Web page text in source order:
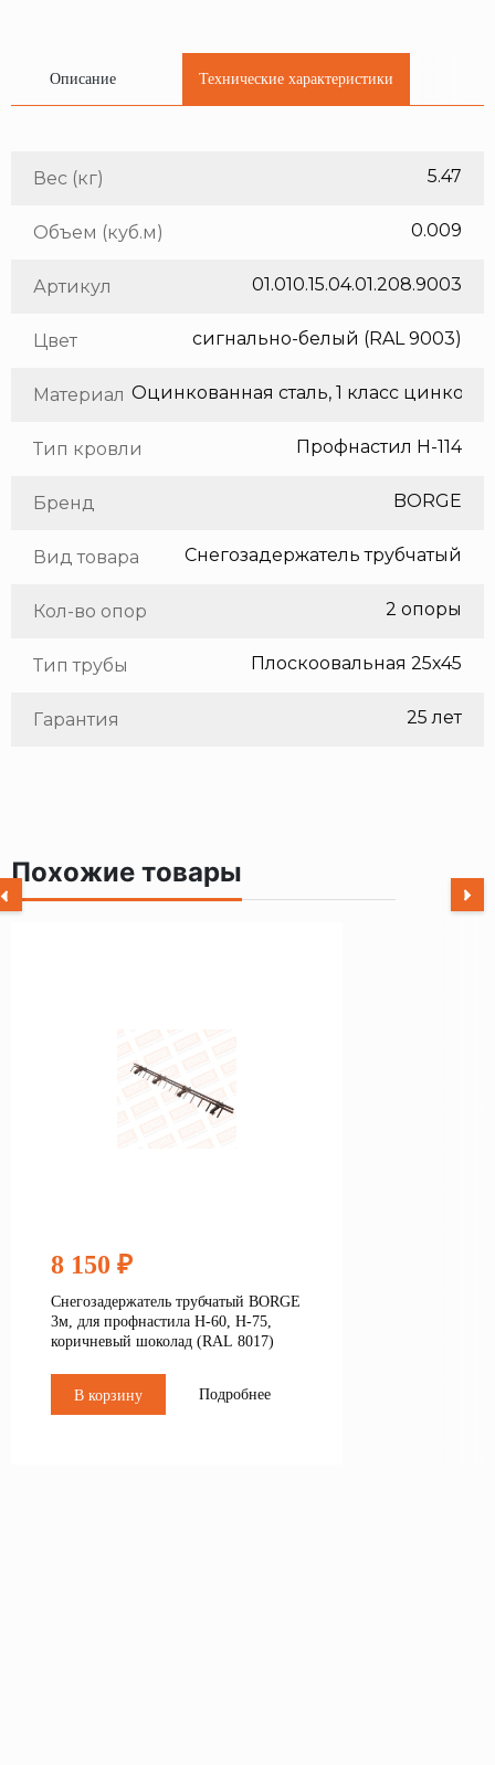
Описание Технические характеристики
Вес (кг) 5.47
Объем (куб.м) 0.009
Артикул 01.010.15.04.01.208.9003
Цвет сигнально-белый (RAL 9003)
Материал
Тип кровли Профнастил Н-114
Бренд BORGE
Вид товара Снегозадержатель трубчатый
Кол-во опор 2 опоры
Тип трубы Плоскоовальная 25х45
Гарантия 25 лет
Похожие товары
8 150 ₽
Снегозадержатель трубчатый BORGE
3м, для профнастила Н-60, Н-75,
коричневый шоколад (RAL 8017)
В корзину Подробнее